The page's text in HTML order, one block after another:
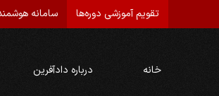
تقویم آموزشی دوره‌ها سامانه
خانه درباره دادآفرین